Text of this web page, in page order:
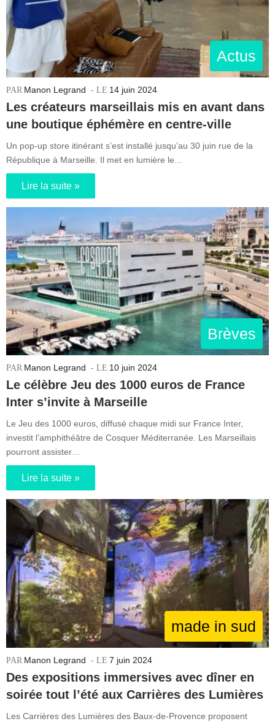
Actus
Manon Legrand 14 juin 2024
Les créateurs marseillais mis en avant dans
une boutique éphémère en centre-ville
Un pop-up store itinérant s’est installé jusqu’au 30 juin rue de la
République à Marseille. Il met en lumière le…
Lire la suite »
Brèves
Manon Legrand 10 juin 2024
Le célèbre Jeu des 1000 euros de France
Inter s’invite à Marseille
Le Jeu des 1000 euros, diffusé chaque midi sur France Inter,
investit l’amphithéâtre de Cosquer Méditerranée. Les Marseillais
pourront assister…
Lire la suite »
made in sud
Manon Legrand 7 juin 2024
Des expositions immersives avec dîner en
soirée tout l’été aux Carrières des Lumières
Les Carrières des Lumières des Baux-de-Provence proposent